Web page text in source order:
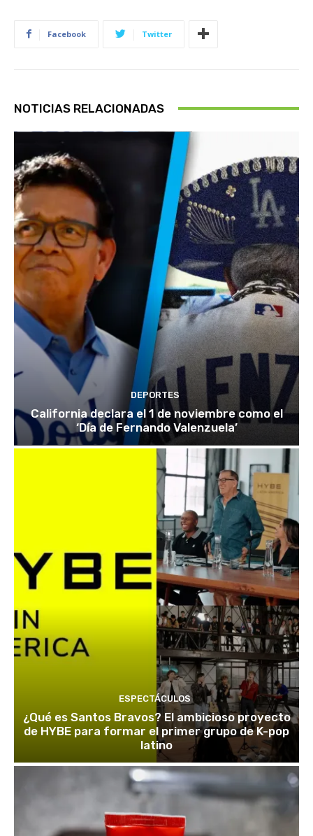
Facebook Twitter
NOTICIAS RELACIONADAS
DEPORTES
California declara el 1 de noviembre como el
‘Día de Fernando Valenzuela’
ESPECTÁCULOS
¿Qué es Santos Bravos? El ambicioso proyecto
de HYBE para formar el primer grupo de K-pop
latino